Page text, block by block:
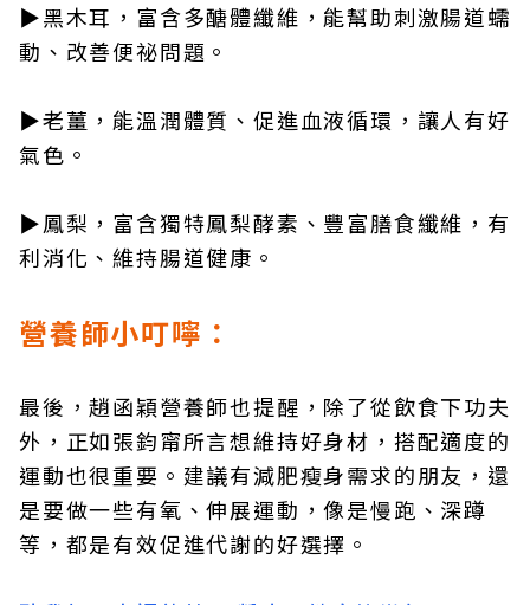
▶黑木耳，富含多醣體纖維，能幫助刺激腸道蠕
動、改善便祕問題。
▶老薑，能溫潤體質、促進血液循環，讓人有好
氣色。
▶鳳梨，富含獨特鳳梨酵素、豐富膳食纖維，有
利消化、維持腸道健康。
營養師小叮嚀：
最後，趙函穎營養師也提醒，除了從飲食下功夫
外，正如張鈞甯所言想維持好身材，搭配適度的
運動也很重要。建議有減肥瘦身需求的朋友，還
是要做一些有氧、伸展運動，像是慢跑、深蹲
等，都是有效促進代謝的好選擇。